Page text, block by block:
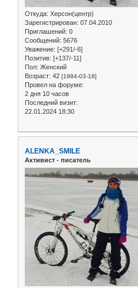
Откуда: Херсон(центр)
Зарегистрирован: 07.04.2010
Приглашений: 0
Сообщений: 5676
Уважение: [+291/-6]
Позитив: [+137/-11]
Пол: Женский
Возраст: 42 [1984-03-18]
Провел на форуме:
2 дня 10 часов
Последний визит:
22.01.2024 18:30
ALENKA_SMILE
Активист - писатель